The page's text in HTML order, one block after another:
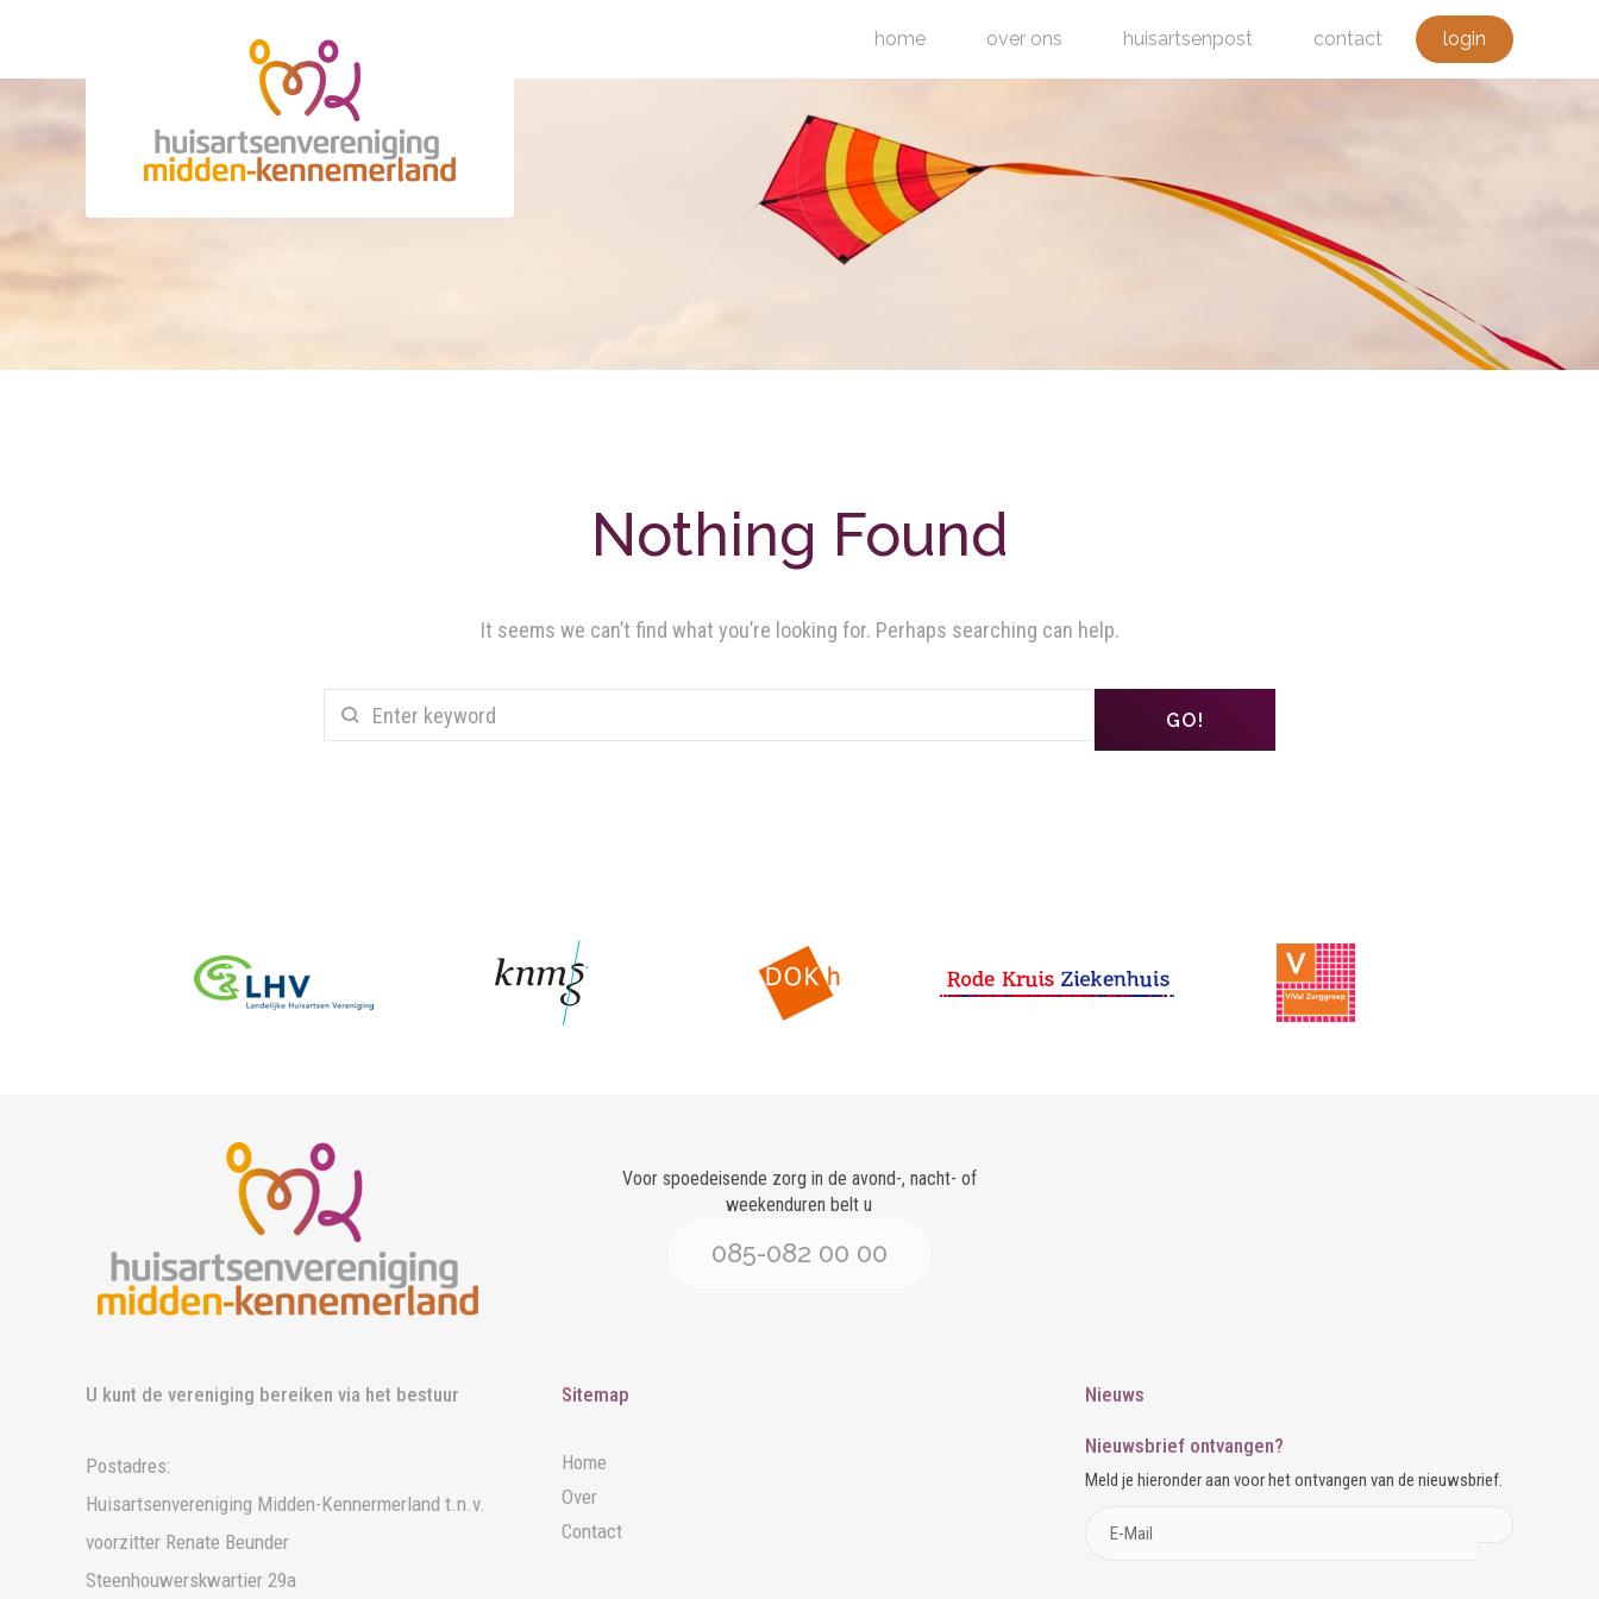
home over ons huisartsenpost contact login
Nothing Found
It seems we can’t find what you’re looking for. Perhaps searching can help.
GO!
Voor spoedeisende zorg in de avond-, nacht- of
weekenduren belt u
085-082 00 00
U kunt de vereniging bereiken via het bestuur
Postadres:
Huisartsenvereniging Midden-Kennermerland t.n.v.
voorzitter Renate Beunder
Steenhouwerskwartier 29a
Sitemap
Home
Over
Contact
Nieuws
Nieuwsbrief ontvangen?
Meld je hieronder aan voor het ontvangen van de nieuwsbrief.